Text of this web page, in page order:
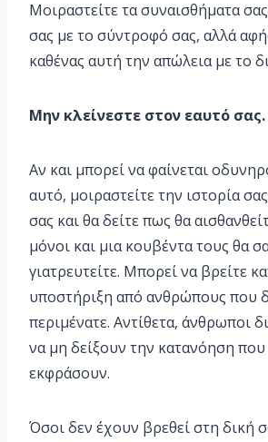
Μοιραστείτε τα συναισθήματα σας
σας με το σύντροφό σας, αλλά
καθένας αυτή την απώλεια με το
Μην κλείνεστε στον εαυτό σας.
Αν και μπορεί να φαίνεται
αυτό, μοιραστείτε την ιστορία
σας και θα δείτε πως θα
μόνοι και μια κουβέντα τους θα
γιατρευτείτε. Μπορεί να βρείτε
υποστήριξη από ανθρώπους που
περιμένατε. Αντίθετα, άνθρωποι
να μη δείξουν την κατανόηση
εκφράσουν.
Όσοι δεν έχουν βρεθεί στη δική